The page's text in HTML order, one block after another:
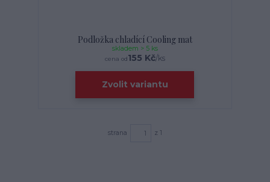
Podložka chladící Cooling mat
cena od155 Kč/ks
skladem > 5 ks
Zvolit variantu
strana z 1